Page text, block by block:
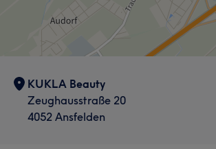
KUKLA Beauty
Zeughausstraße 20
4052 Ansfelden